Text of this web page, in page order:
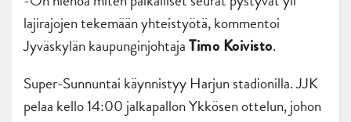
lajirajojen tekemään yhteistyötä, kommentoi
Jyväskylän kaupunginjohtajaTimo Koivisto.
Super-Sunnuntai käynnistyy Harjun stadionilla. JJK
pelaa kello 14:00 jalkapallon Ykkösen ottelun, johon